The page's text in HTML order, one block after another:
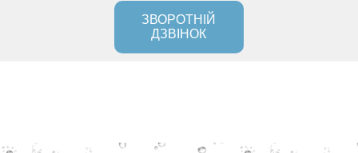
ЗВОРОТНІЙ
ДЗВІНОК